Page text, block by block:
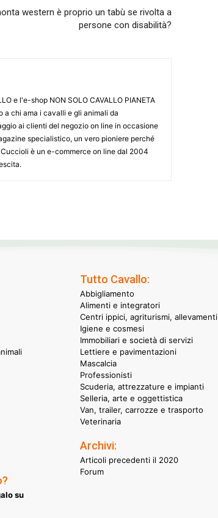
western è proprio un tabù se rivolta a
persone con disabilità?
e l'e-shop NON SOLO CAVALLO PIANETA
a chi ama i cavalli e gli animali da
ai clienti del negozio on line in occasione
specialistico, un vero pioniere perché
è un e-commerce on line dal 2004
su
Tutto Cavallo:
Abbigliamento
Alimenti e integratori
Centri ippici, agriturismi, allevamenti
Igiene e cosmesi
Immobiliari e società di servizi
Lettiere e pavimentazioni
Mascalcia
Professionisti
Scuderia, attrezzature e impianti
Selleria, arte e oggettistica
Van, trailer, carrozze e trasporto
Veterinaria
Archivi:
Articoli precedenti il 2020
Forum